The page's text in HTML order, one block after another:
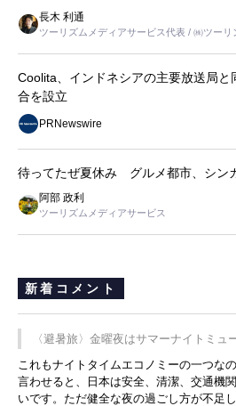
長木 利通
ツーリズムメディアサービス代表 / ㈱ツーリ
Coolita、インドネシアの主要放送局と
合を設立
PRNewswire
待ってたぜ夏休み グルメ都市、シン
阿部 政利
ツーリズムメディアサービス
新着コメント
〈避暑旅〉金曜夜はサマーナイトミュ
これもナイトタイムエコノミーの一つな
言わせると、日本は安全、清潔、交通機
いです。ただ健全な夜の過ごし方が不足